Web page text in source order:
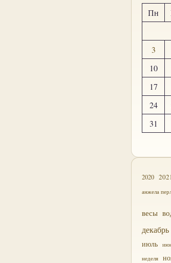
Пн
3
10
17
24
31
2020
анжела
весы
декабрь
июль
неделя